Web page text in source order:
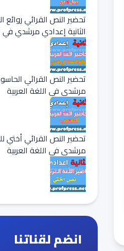
تحضير النص القرائي
الثانية إعدادي مرشدي في
تحضير النص القرائي
مرشدي في اللغة العربية
تحضير النص القرائي أختي
مرشدي في اللغة العربية
انضم لقناتنا